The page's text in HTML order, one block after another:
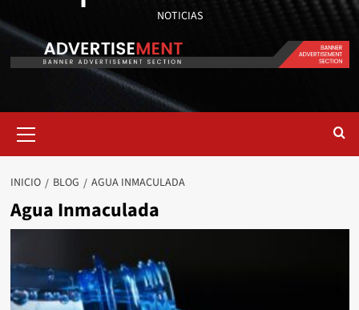
NOTICIAS
INICIO BLOG AGUA INMACULADA
Agua Inmaculada